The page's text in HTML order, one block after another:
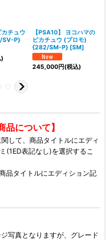
カチュウ
SV-P}
【PSA10】 ヨコハマの
ピカチュウ (プロモ)
{282/SM-P} [SM]
245,000円(税込)
品について】
して、商品タイトルにエディ
(1ED表記なし)を選択するこ
品タイトルにエディション記
写真となりますが、グレード